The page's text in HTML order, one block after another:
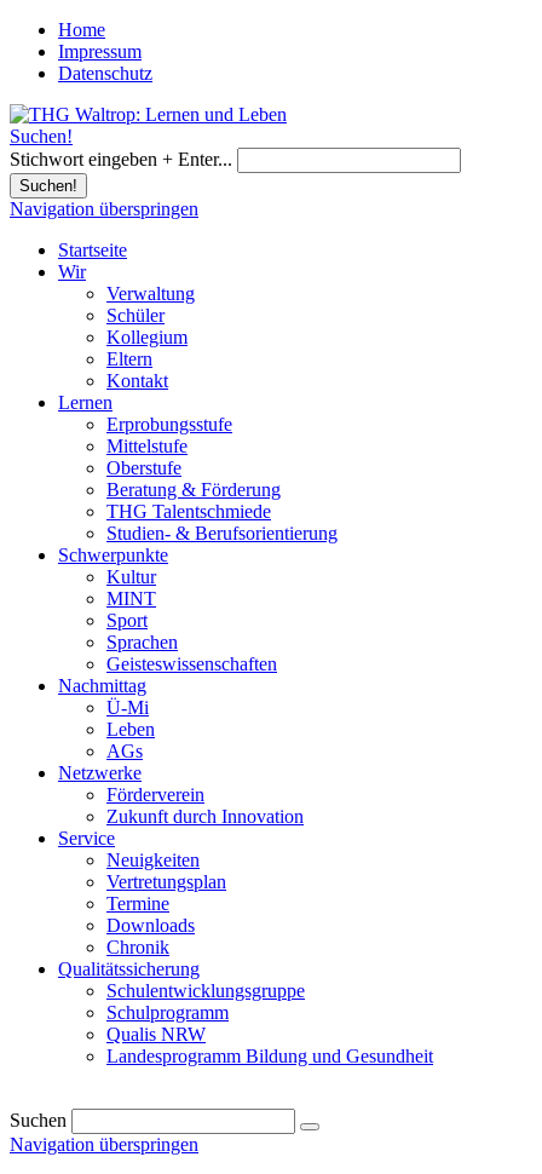
Home
Impressum
Datenschutz
Suchen!
Stichwort eingeben + Enter...
Suchen!
Navigation überspringen
Startseite
Wir
Verwaltung
Schüler
Kollegium
Eltern
Kontakt
Lernen
Erprobungsstufe
Mittelstufe
Oberstufe
Beratung & Förderung
THG Talentschmiede
Studien- & Berufsorientierung
Schwerpunkte
Kultur
MINT
Sport
Sprachen
Geisteswissenschaften
Nachmittag
Ü-Mi
Leben
AGs
Netzwerke
Förderverein
Zukunft durch Innovation
Service
Neuigkeiten
Vertretungsplan
Termine
Downloads
Chronik
Qualitätssicherung
Schulentwicklungsgruppe
Schulprogramm
Qualis NRW
Landesprogramm Bildung und Gesundheit
Suchen
Navigation überspringen